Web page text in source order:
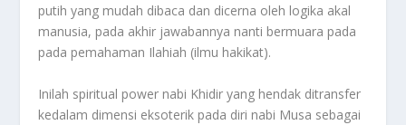
putih yang mudah dibaca dan dicerna oleh logika akal
manusia, pada akhir jawabannya nanti bermuara pada
pada pemahaman Ilahiah (ilmu hakikat).
Inilah spiritual power nabi Khidir yang hendak ditransfer
kedalam dimensi eksoterik pada diri nabi Musa sebagai